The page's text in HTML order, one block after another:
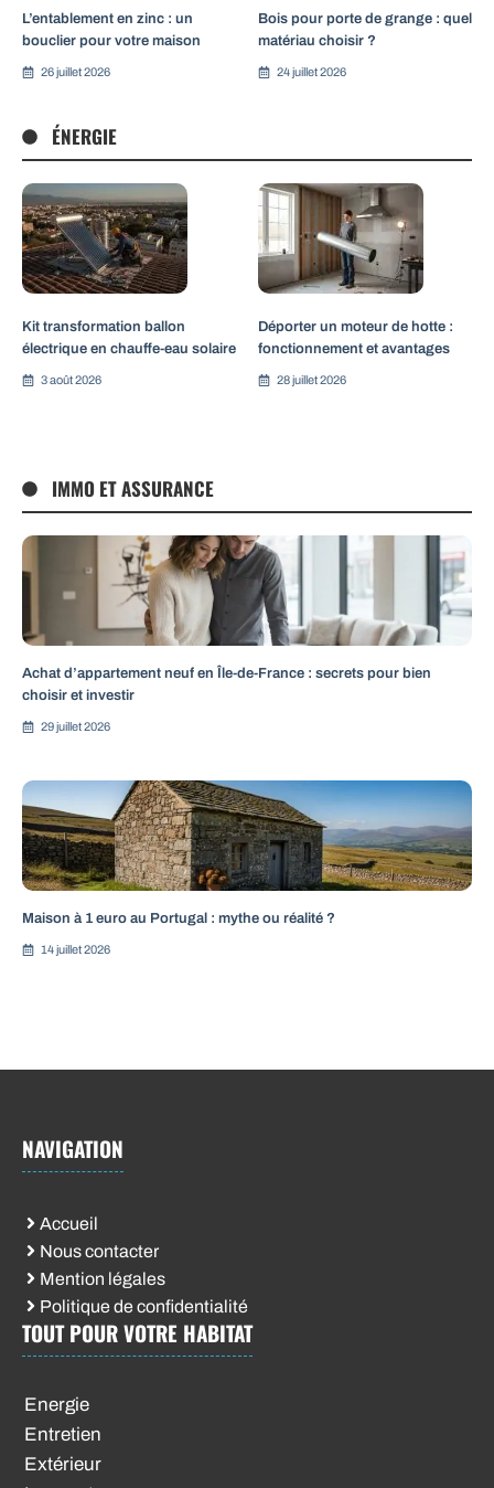
L’entablement en zinc : un
bouclier pour votre maison
26 juillet 2026
Bois pour porte de grange : quel
matériau choisir ?
24 juillet 2026
ÉNERGIE
Kit transformation ballon
électrique en chauffe-eau solaire
3 août 2026
Déporter un moteur de hotte :
fonctionnement et avantages
28 juillet 2026
IMMO ET ASSURANCE
Achat d’appartement neuf en Île-de-France : secrets pour bien
choisir et investir
29 juillet 2026
Maison à 1 euro au Portugal : mythe ou réalité ?
14 juillet 2026
NAVIGATION
Accueil
Nous contacter
Mention légales
Politique de confidentialité
TOUT POUR VOTRE HABITAT
Energie
Entretien
Extérieur